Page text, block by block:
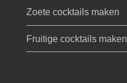
Zoete cocktails maken
Fruitige cocktails maken